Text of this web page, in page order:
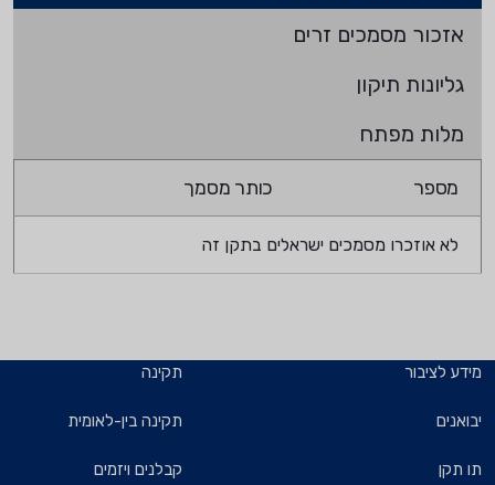
אזכור מסמכים זרים
גליונות תיקון
מלות מפתח
מספר כותר מסמך
לא אוזכרו מסמכים ישראלים בתקן זה
מידע לציבור
יבואנים
תו תקן
תקינה
תקינה בין-לאומית
קבלנים ויזמים